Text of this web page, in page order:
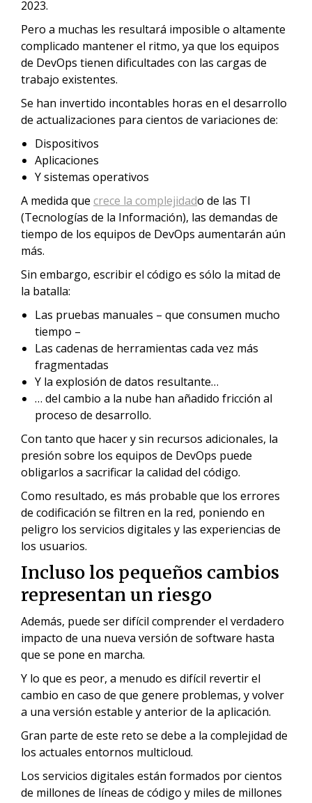
2023.
Pero a muchas les resultará imposible o altamente
complicado mantener el ritmo, ya que los equipos
de DevOps tienen dificultades con las cargas de
trabajo existentes.
Se han invertido incontables horas en el desarrollo
de actualizaciones para cientos de variaciones de:
Dispositivos
Aplicaciones
Y sistemas operativos
A medida que crece la complejidado de las TI
(Tecnologías de la Información), las demandas de
tiempo de los equipos de DevOps aumentarán aún
más.
Sin embargo, escribir el código es sólo la mitad de
la batalla:
Las pruebas manuales – que consumen mucho
tiempo –
Las cadenas de herramientas cada vez más
fragmentadas
Y la explosión de datos resultante…
… del cambio a la nube han añadido fricción al
proceso de desarrollo.
Con tanto que hacer y sin recursos adicionales, la
presión sobre los equipos de DevOps puede
obligarlos a sacrificar la calidad del código.
Como resultado, es más probable que los errores
de codificación se filtren en la red, poniendo en
peligro los servicios digitales y las experiencias de
los usuarios.
Incluso los pequeños cambios
representan un riesgo
Además, puede ser difícil comprender el verdadero
impacto de una nueva versión de software hasta
que se pone en marcha.
Y lo que es peor, a menudo es difícil revertir el
cambio en caso de que genere problemas, y volver
a una versión estable y anterior de la aplicación.
Gran parte de este reto se debe a la complejidad de
los actuales entornos multicloud.
Los servicios digitales están formados por cientos
de millones de líneas de código y miles de millones